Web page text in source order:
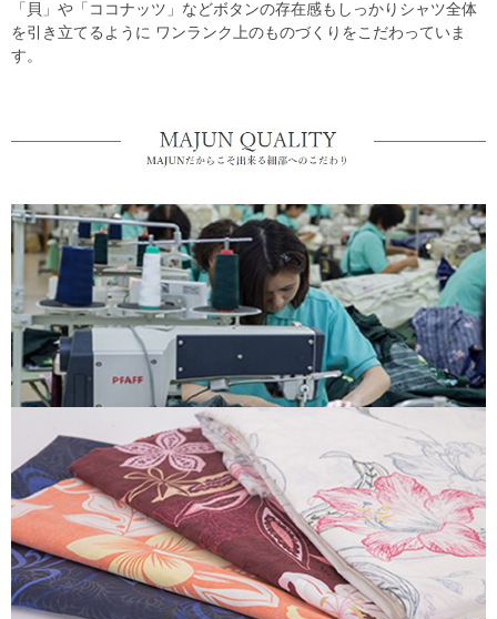
「貝」や「ココナッツ」などボタンの存在感もしっかりシャツ全体
を引き立てるように ワンランク上のものづくりをこだわっていま
す。